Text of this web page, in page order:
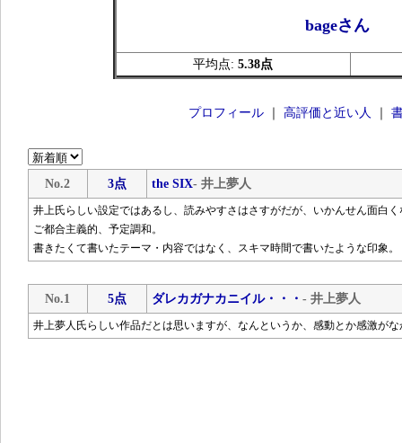
bageさん
平均点: 5.38点
プロフィール｜ 高評価と近い人
No.2 3点 the SIX- 井上夢人
井上氏らしい設定ではあるし、読みやすさはさすがだが、いかんせん面白く
ご都合主義的、予定調和。
書きたくて書いたテーマ・内容ではなく、スキマ時間で書いたような印象。
No.1 5点 ダレカガナカニイル・・・ - 井上夢人
井上夢人氏らしい作品だとは思いますが、なんというか、感動とか感激が